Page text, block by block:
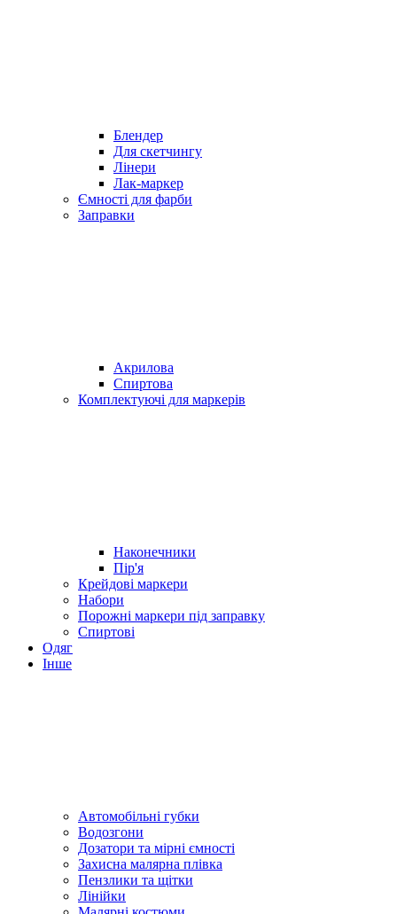
Блендер
Для скетчингу
Лінери
Лак-маркер
Ємності для фарби
Заправки
Акрилова
Спиртова
Комплектуючі для маркерів
Наконечники
Пір'я
Крейдові маркери
Набори
Порожні маркери під заправку
Спиртові
Одяг
Інше
Автомобільні губки
Водозгони
Дозатори та мірні ємності
Захисна малярна плівка
Пензлики та щітки
Лінійки